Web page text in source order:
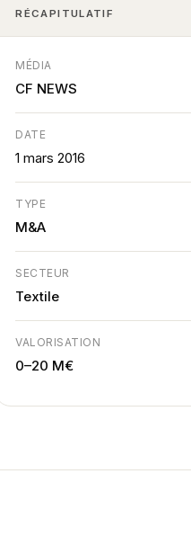
RÉCAPITULATIF
MÉDIA
CF NEWS
DATE
1 mars 2016
TYPE
M&A
SECTEUR
Textile
VALORISATION
0–20 M€